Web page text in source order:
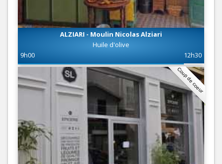
ALZIARI - Moulin Nicolas Alziari
Huile d'olive
9h00
12h30
Coup de coeur